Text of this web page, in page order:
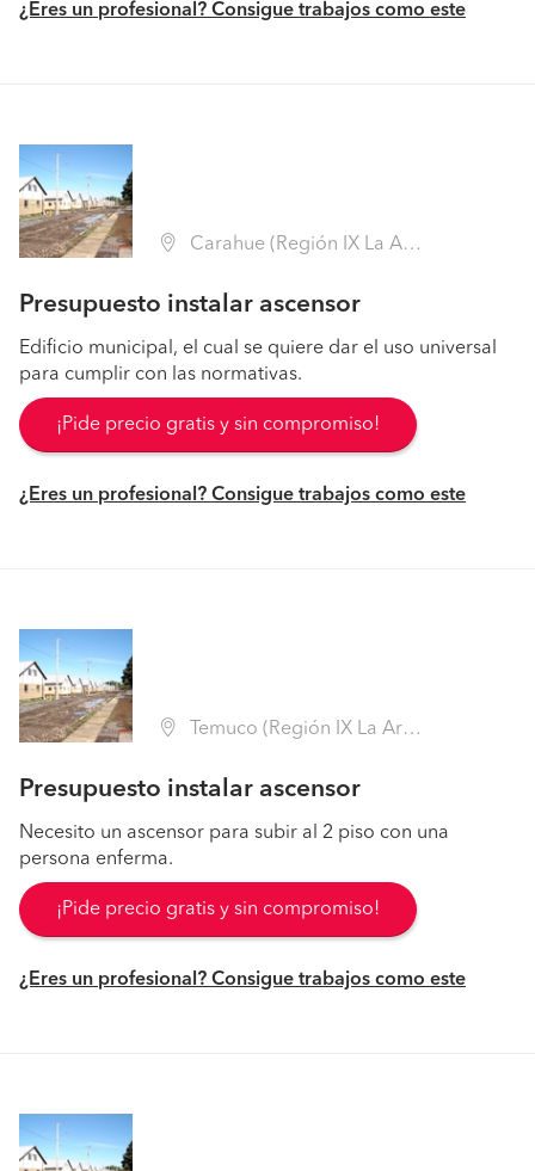
¿Eres un profesional? Consigue trabajos como este
Carahue (Región IX La Araucanía - Cautín)
Presupuesto instalar ascensor
Edificio municipal, el cual se quiere dar el uso universal
para cumplir con las normativas.
¡Pide precio gratis y sin compromiso!
¿Eres un profesional? Consigue trabajos como este
Temuco (Región IX La Araucanía - Cautín)
Presupuesto instalar ascensor
Necesito un ascensor para subir al 2 piso con una
persona enferma.
¡Pide precio gratis y sin compromiso!
¿Eres un profesional? Consigue trabajos como este